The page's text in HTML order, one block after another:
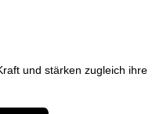
und stärken zugleich ihre